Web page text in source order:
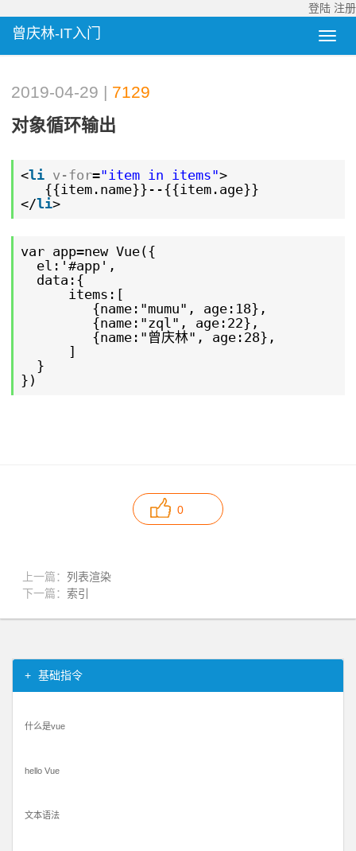
登陆 注册
曾庆林-IT入门
2019-04-29 | 7129
对象循环输出
<li v-for="item in items">
{{item.name}}--{{item.age}}
</li>
var app=new Vue({
el:'#app',
data:{
items:[
{name:"mumu", age:18},
{name:"zql", age:22},
{name:"曾庆林", age:28},
]
}
})
0
上一篇： 列表渲染
下一篇： 索引
基础指令
什么是vue
hello Vue
文本语法